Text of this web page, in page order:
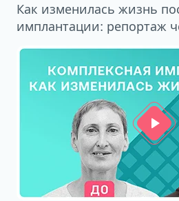
Как изменилась жизнь
имплантации: репортаж